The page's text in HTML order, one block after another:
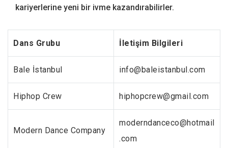
kariyerlerine yeni bir ivme kazandırabilirler.
Dans Grubu İletişim Bilgileri
Bale İstanbul info@baleistanbul.com
Hiphop Crew hiphopcrew@gmail.com
Modern Dance Company
moderndanceco@hotmail
.com